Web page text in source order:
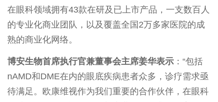
在眼科领域拥有43款在研及已上市产品，一支数百人
的专业化商业团队，以及覆盖全国2万多家医院的成
熟的商业化网络。
博安生物首席执行官兼董事会主席姜华表示 ：“包括
nAMD和DME在内的眼底疾病患者众多，诊疗需求亟
待满足。欧康维视作为我们重要的合作伙伴，在眼科